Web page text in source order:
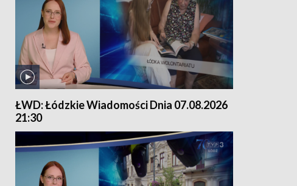
ŁWD: Łódzkie Wiadomości Dnia 07.08.2026
21:30